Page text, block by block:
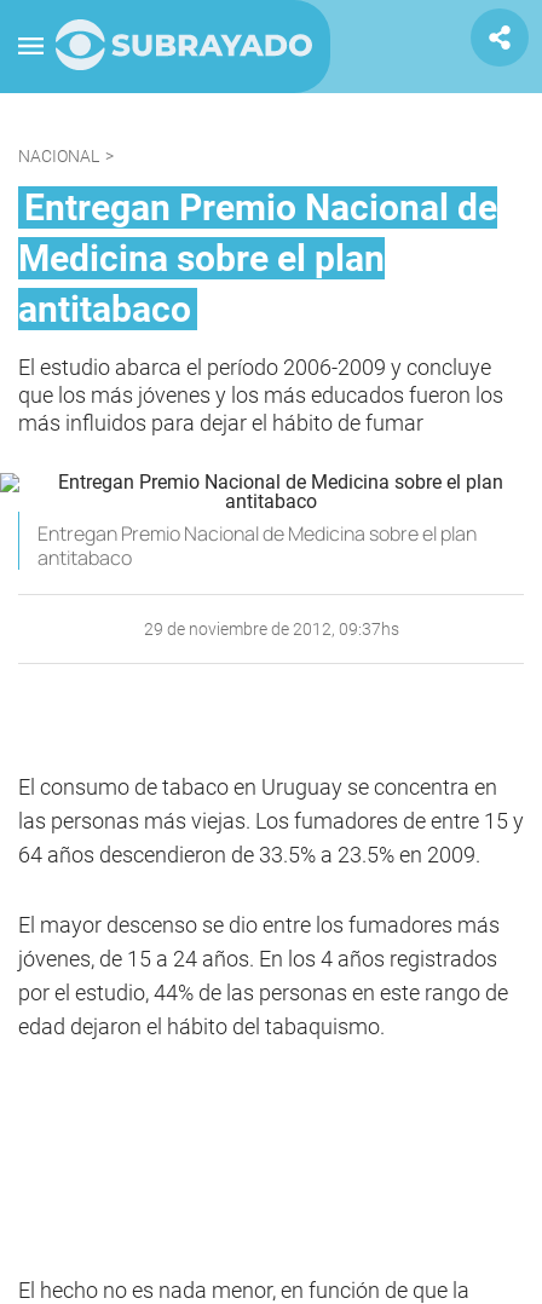
NACIONAL >
Entregan Premio Nacional de
Medicina sobre el plan
antitabaco
El estudio abarca el período 2006-2009 y concluye
que los más jóvenes y los más educados fueron los
más influidos para dejar el hábito de fumar
Entregan Premio Nacional de Medicina sobre el plan
antitabaco
29 de noviembre de 2012, 09:37hs
El consumo de tabaco en Uruguay se concentra en
las personas más viejas. Los fumadores de entre 15 y
64 años descendieron de 33.5% a 23.5% en 2009.
El mayor descenso se dio entre los fumadores más
jóvenes, de 15 a 24 años. En los 4 años registrados
por el estudio, 44% de las personas en este rango de
edad dejaron el hábito del tabaquismo.
El hecho no es nada menor, en función de que la